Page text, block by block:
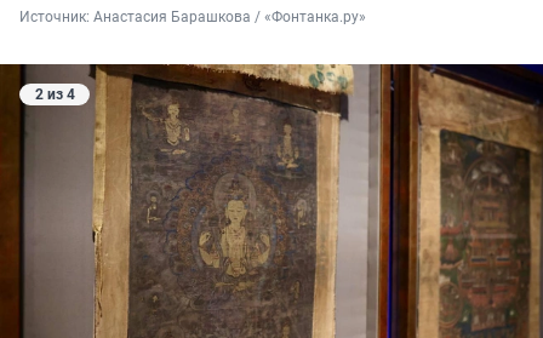
Источник: Анастасия Барашкова / «Фонтанка.ру»
2 из 4